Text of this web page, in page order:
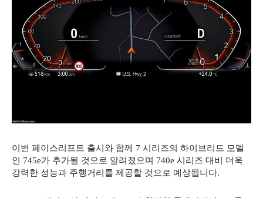
이번 페이스리프트 출시와 함께 7 시리즈의 하이브리드 모델
인 745e가 추가될 것으로 알려졌으며 740e 시리즈 대비 더욱
강력한 성능과 주행거리를 제공할 것으로 예상됩니다.